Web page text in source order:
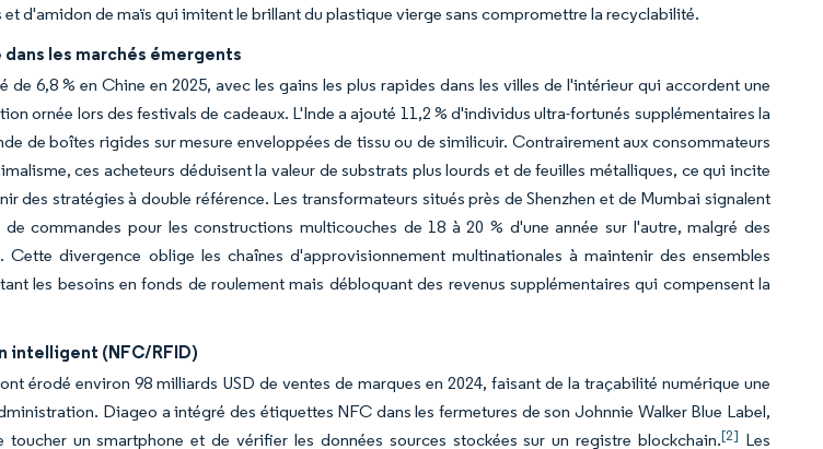
d'amidon de maïs qui imitent le brillant du plastique vierge sans compromettre la recyclabilité.
les marchés émergents
de 6,8 % en Chine en 2025, avec les gains les plus rapides dans les villes de l'intérieur qui accordent une
ornée lors des festivals de cadeaux. L'Inde a ajouté 11,2 % d'individus ultra-fortunés supplémentaires la
de boîtes rigides sur mesure enveloppées de tissu ou de similicuir. Contrairement aux consommateurs
ces acheteurs déduisent la valeur de substrats plus lourds et de feuilles métalliques, ce qui incite
des stratégies à double référence. Les transformateurs situés près de Shenzhen et de Mumbai signalent
commandes pour les constructions multicouches de 18 à 20 % d'une année sur l'autre, malgré des
Cette divergence oblige les chaînes d'approvisionnement multinationales à maintenir des ensembles
les besoins en fonds de roulement mais débloquant des revenus supplémentaires qui compensent la
intelligent (NFC/RFID)
érodé environ 98 milliards USD de ventes de marques en 2024, faisant de la traçabilité numérique une
Diageo a intégré des étiquettes NFC dans les fermetures de son Johnnie Walker Blue Label,
un smartphone et de vérifier les données sources stockées sur un registre blockchain.[2] Les